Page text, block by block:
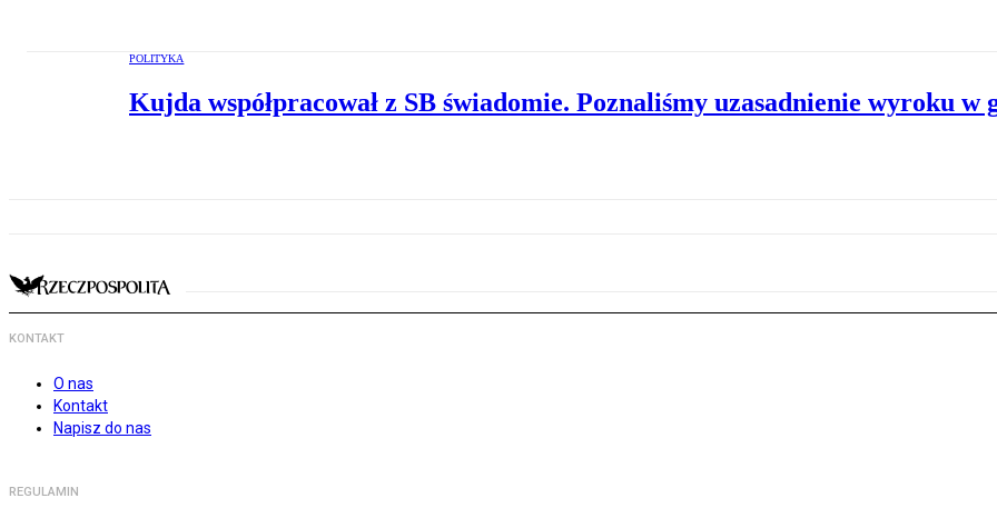
POLITYKA
Kujda współpracował z SB świadomie. Poznaliśmy uzasadnienie wyroku w
KONTAKT
O nas
Kontakt
Napisz do nas
REGULAMIN